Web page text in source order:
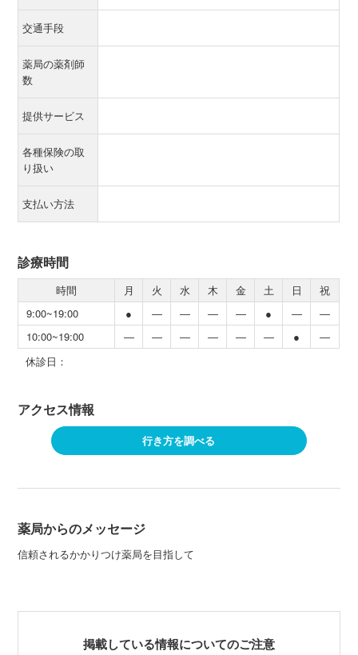
交通手段
薬局の薬剤師
数
提供サービス
各種保険の取
り扱い
支払い方法
診療時間
時間 月 火 水 木 金 土 日
祝
9:00~19:00
● ― ― ― ― ● ―
―
10:00~19:00
― ― ― ― ― ― ●
―
休診日：
アクセス情報
行き方を調べる
薬局からのメッセージ
信頼されるかかりつけ薬局を目指して
掲載している情報についてのご注意